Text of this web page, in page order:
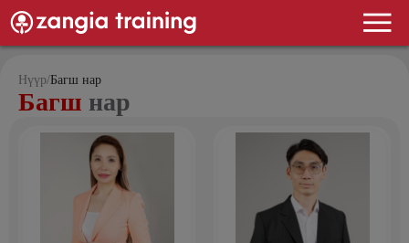
Нүүр/Багш нар
Багш нар